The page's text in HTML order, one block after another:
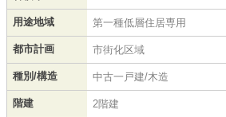
用途地域 第一種低層住居専用
都市計画 市街化区域
種別/構造 中古一戸建/木造
階建 2階建